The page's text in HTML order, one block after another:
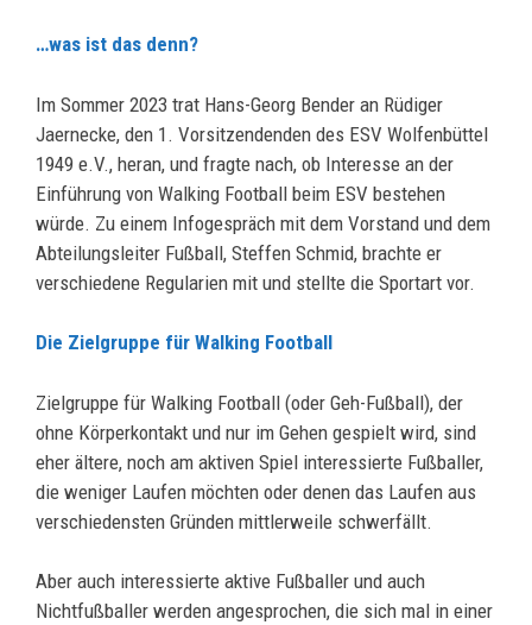
…was ist das denn?
Im Sommer 2023 trat Hans-Georg Bender an Rüdiger
Jaernecke, den 1. Vorsitzendenden des ESV Wolfenbüttel
1949 e.V., heran, und fragte nach, ob Interesse an der
Einführung von Walking Football beim ESV bestehen
würde. Zu einem Infogespräch mit dem Vorstand und dem
Abteilungsleiter Fußball, Steffen Schmid, brachte er
verschiedene Regularien mit und stellte die Sportart vor.
Die Zielgruppe für Walking Football
Zielgruppe für Walking Football (oder Geh-Fußball), der
ohne Körperkontakt und nur im Gehen gespielt wird, sind
eher ältere, noch am aktiven Spiel interessierte Fußballer,
die weniger Laufen möchten oder denen das Laufen aus
verschiedensten Gründen mittlerweile schwerfällt.
Aber auch interessierte aktive Fußballer und auch
Nichtfußballer werden angesprochen, die sich mal in einer